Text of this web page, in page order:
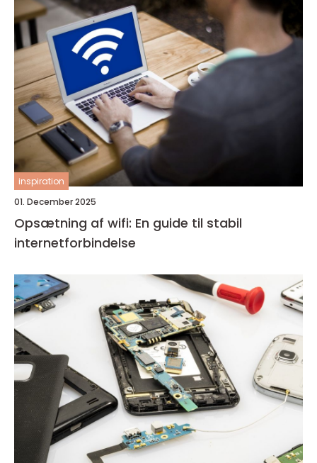
inspiration
01. December 2025
Opsætning af wifi: En guide til stabil
internetforbindelse